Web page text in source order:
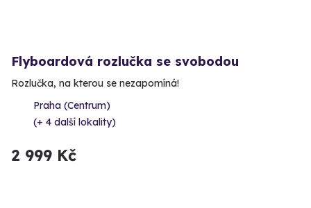
Flyboardová rozlučka se svobodou
Rozlučka, na kterou se nezapomíná!
Praha (Centrum)
(+ 4 další lokality)
2 999 Kč